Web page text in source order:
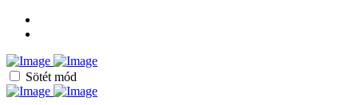
Sötét mód